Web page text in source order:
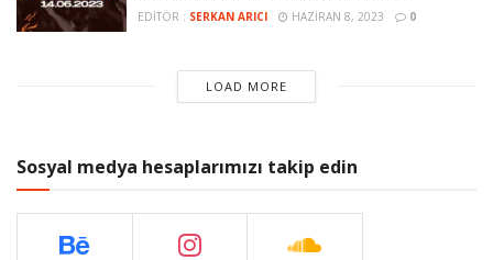
EDITÖR : SERKAN ARICI HAZIRAN 8, 2023 0
LOAD MORE
Sosyal medya hesaplarımızı takip edin